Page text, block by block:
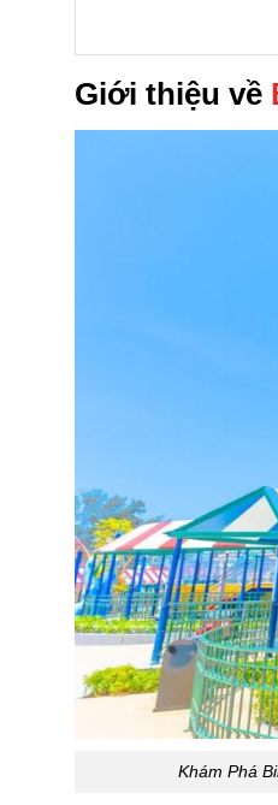
Giới thiệu về
Khám Phá